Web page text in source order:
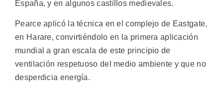
España, y en algunos castillos medievales.
Pearce aplicó la técnica en el complejo de Eastgate,
en Harare, convirtiéndolo en la primera aplicación
mundial a gran escala de este principio de
ventilación respetuoso del medio ambiente y que no
desperdicia energía.